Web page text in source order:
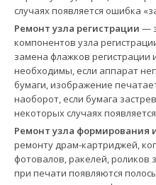
случаях появляется ошибка
Ремонт узла регистрации —
компонентов узла
замена флажков
необходимы, если аппарат
бумаги, изображение
наоборот, если бумага
некоторых случаях
Ремонт узла формирования
ремонту драм-картриджей,
фотовалов, ракелей, роликов
при печати появляются